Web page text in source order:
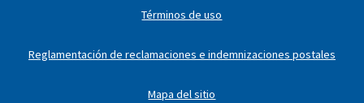
Términos de uso
Reglamentación de reclamaciones e indemnizaciones postales
Mapa del sitio